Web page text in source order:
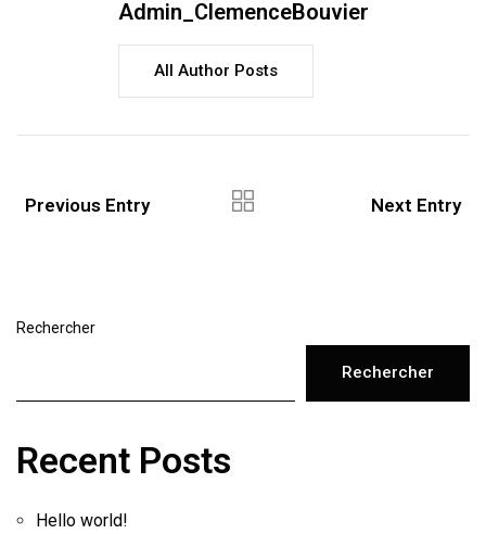
Admin_ClemenceBouvier
All Author Posts
Previous Entry Next Entry
Rechercher
Rechercher
Recent Posts
Hello world!